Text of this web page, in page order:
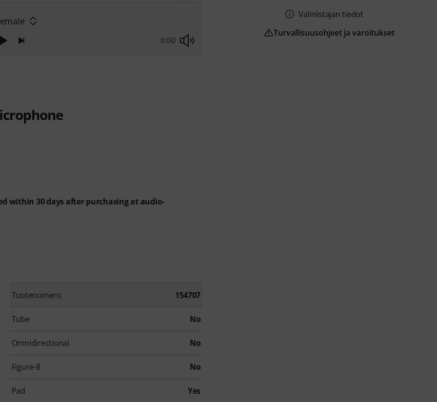
0:00
within 30 days after purchasing at audio-
Tuotenumero 154707
Tube No
Omnidirectional No
Figure-8 No
Pad Yes
Valmistajan tiedot
Turvallisuusohjeet ja varoitukset